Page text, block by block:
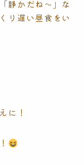
静かだね〜」な
り遅い昼食をい
に！